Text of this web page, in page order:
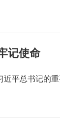
记使命
平总书记的重